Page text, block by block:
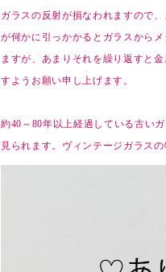
ガラスの反射が損なわれますので
が何かに引っかかるとガラスから
ますが、あまりそれを繰り返すと
すようお願い申し上げます。
約40～80年以上経過している古い
見られます。ヴィンテージガラス